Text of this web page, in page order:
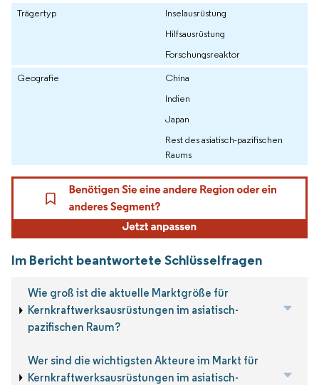
Trägertyp
Inselausrüstung
Hilfsausrüstung
Forschungsreaktor
Geografie
China
Indien
Japan
Rest des asiatisch-pazifischen
Raums
Im Bericht beantwortete Schlüsselfragen
Wie groß ist die aktuelle Marktgröße für
Kernkraftwerksausrüstungen im asiatisch-
pazifischen Raum?
Wer sind die wichtigsten Akteure im Markt für
Kernkraftwerksausrüstungen im asiatisch-